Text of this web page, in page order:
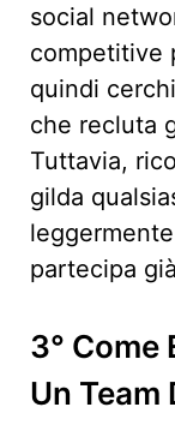
social
competitive
quindi
che recluta
Tuttavia,
gilda
partecipa
3° Come
Un